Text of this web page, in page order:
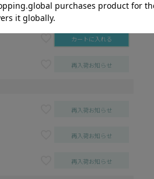
再入荷お知らせ
カートに入れる
再入荷お知らせ
再入荷お知らせ
再入荷お知らせ
再入荷お知らせ